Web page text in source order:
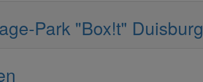
Park "Box!t" Duisburg